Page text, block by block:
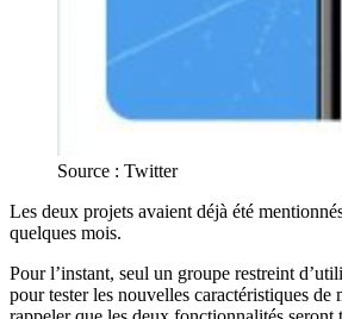
Source : Twitter
Les deux projets avaient déjà été
quelques mois.
Pour l’instant, seul un groupe restreint
pour tester les nouvelles caractéristiques de